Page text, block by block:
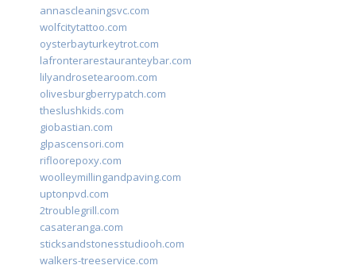
annascleaningsvc.com
wolfcitytattoo.com
oysterbayturkeytrot.com
lafronterarestauranteybar.com
lilyandrosetearoom.com
olivesburgberrypatch.com
theslushkids.com
giobastian.com
glpascensori.com
rifloorepoxy.com
woolleymillingandpaving.com
uptonpvd.com
2troublegrill.com
casateranga.com
sticksandstonesstudiooh.com
walkers-treeservice.com